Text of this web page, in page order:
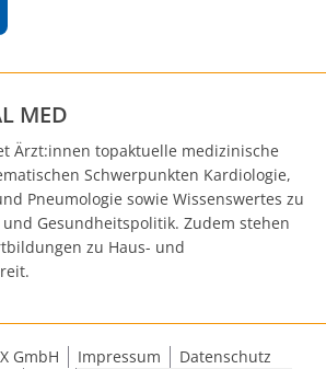
MED
Ärzt:innen topaktuelle medizinische
Schwerpunkten Kardiologie,
Pneumologie sowie Wissenswertes zu
Gesundheitspolitik. Zudem stehen
zu Haus- und
GmbH Impressum
Datenschutz